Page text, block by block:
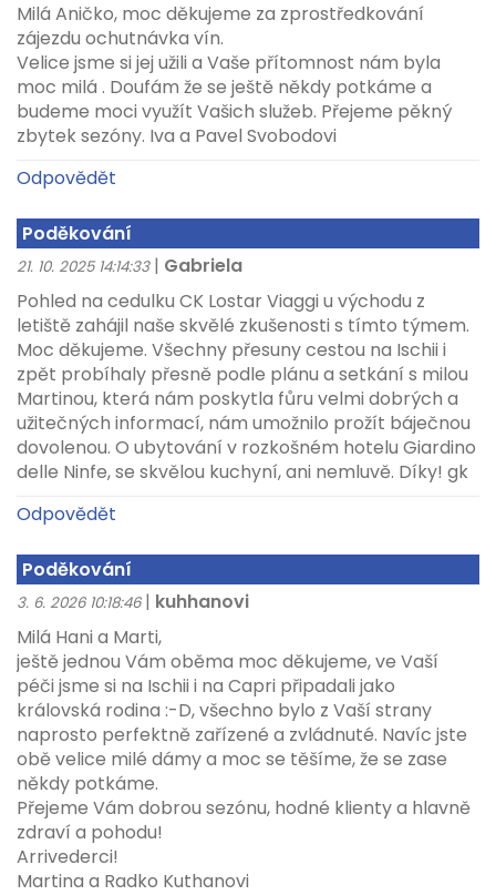
Milá Aničko, moc děkujeme za zprostředkování
zájezdu ochutnávka vín.
Velice jsme si jej užili a Vaše přítomnost nám byla
moc milá . Doufám že se ještě někdy potkáme a
budeme moci využít Vašich služeb. Přejeme pěkný
zbytek sezóny. Iva a Pavel Svobodovi
Odpovědět
Poděkování
21. 10. 2025 14:14:33 | Gabriela
Pohled na cedulku CK Lostar Viaggi u východu z
letiště zahájil naše skvělé zkušenosti s tímto týmem.
Moc děkujeme. Všechny přesuny cestou na Ischii i
zpět probíhaly přesně podle plánu a setkání s milou
Martinou, která nám poskytla fůru velmi dobrých a
užitečných informací, nám umožnilo prožít báječnou
dovolenou. O ubytování v rozkošném hotelu Giardino
delle Ninfe, se skvělou kuchyní, ani nemluvě. Díky! gk
Odpovědět
Poděkování
3. 6. 2026 10:18:46 | kuhhanovi
Milá Hani a Marti,
ještě jednou Vám oběma moc děkujeme, ve Vaší
péči jsme si na Ischii i na Capri připadali jako
královská rodina :-D, všechno bylo z Vaší strany
naprosto perfektně zařízené a zvládnuté. Navíc jste
obě velice milé dámy a moc se těšíme, že se zase
někdy potkáme.
Přejeme Vám dobrou sezónu, hodné klienty a hlavně
zdraví a pohodu!
Arrivederci!
Martina a Radko Kuthanovi